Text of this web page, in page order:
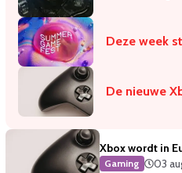
Deze week
De nieuwe
Xbox wordt in
Gaming 03